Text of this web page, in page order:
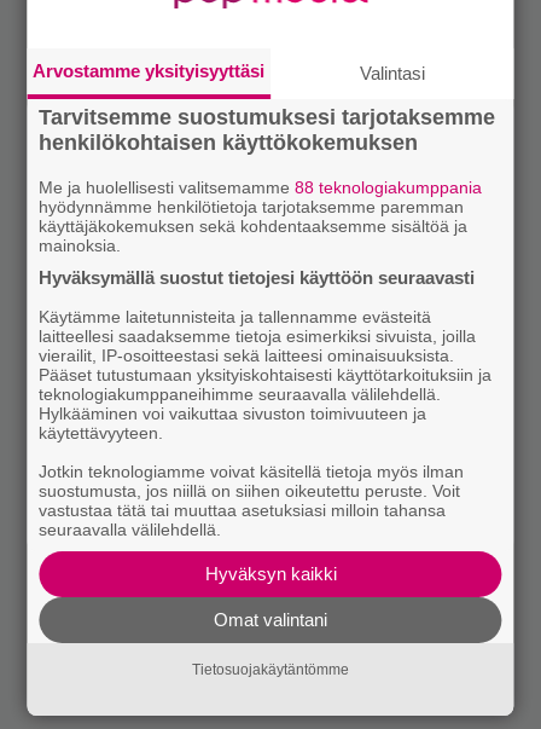
Arvostamme yksityisyyttäsi Valintasi
Tarvitsemme suostumuksesi tarjotaksemme
henkilökohtaisen käyttökokemuksen
Me ja huolellisesti valitsemamme88 teknologiakumppania
hyödynnämme henkilötietoja tarjotaksemme paremman
käyttäjäkokemuksen sekä kohdentaaksemme sisältöä ja
mainoksia.
Hyväksymällä suostut tietojesi käyttöön seuraavasti
Käytämme laitetunnisteita ja tallennamme evästeitä
laitteellesi saadaksemme tietoja esimerkiksi sivuista, joilla
vierailit, IP-osoitteestasi sekä laitteesi ominaisuuksista.
Pääset tutustumaan yksityiskohtaisesti käyttötarkoituksiin ja
teknologiakumppaneihimme seuraavalla välilehdellä.
Hylkääminen voi vaikuttaa sivuston toimivuuteen ja
käytettävyyteen.
Jotkin teknologiamme voivat käsitellä tietoja myös ilman
suostumusta, jos niillä on siihen oikeutettu peruste. Voit
vastustaa tätä tai muuttaa asetuksiasi milloin tahansa
seuraavalla välilehdellä.
Hyväksyn kaikki
Omat valintani
Tietosuojakäytäntömme